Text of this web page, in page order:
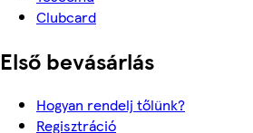
Clubcard
Első bevásárlás
Hogyan rendelj tőlünk?
Regisztráció